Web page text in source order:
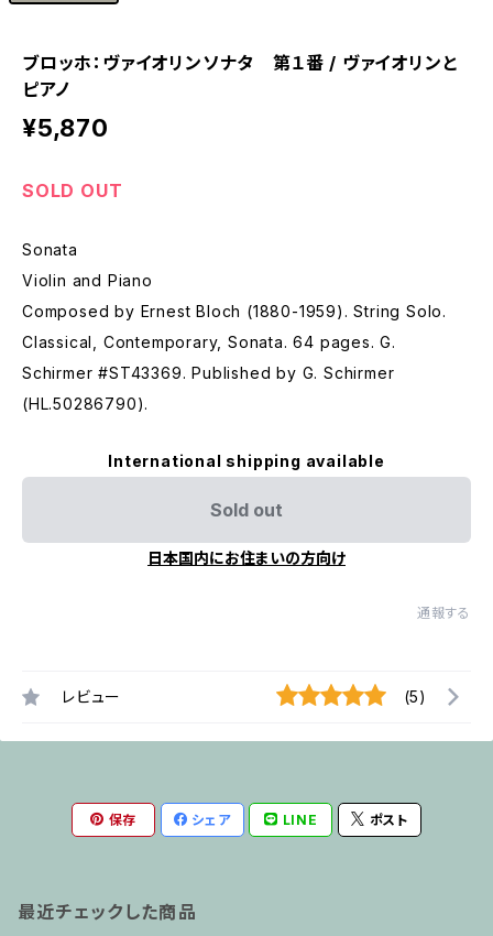
ブロッホ：ヴァイオリンソナタ 第１番 / ヴァイオリンと
ピアノ
¥5,870
SOLD OUT
Sonata
Violin and Piano
Composed by Ernest Bloch (1880-1959). String Solo.
Classical, Contemporary, Sonata. 64 pages. G.
Schirmer #ST43369. Published by G. Schirmer
(HL.50286790).
International shipping available
Sold out
日本国内にお住まいの方向け
通報する
レビュー (5)
保存 シェア LINE ポスト
最近チェックした商品